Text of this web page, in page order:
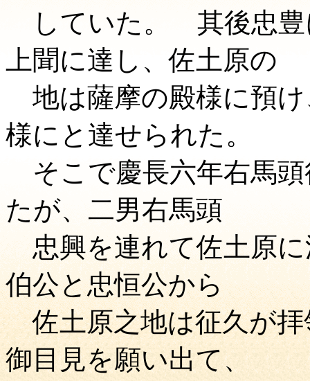
していた。 其後忠豊
上聞に達し、佐土原の
地は薩摩の殿様に預
様にと達せられた。
そこで慶長六年右馬頭
たが、二男右馬頭
忠興を連れて佐土原
伯公と忠恒公から
佐土原之地は征久が拝
御目見を願い出て、